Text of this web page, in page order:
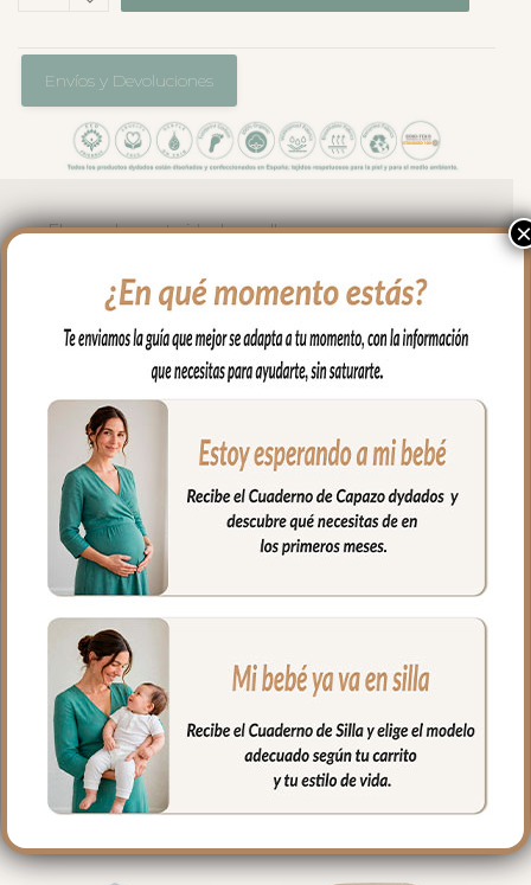
Envíos y Devoluciones
El complemento ideal para llevar a
capazo o en la cuna.
Por un lado, en tejido piqué liso; un piqué
de algodón y por el otro puedes elegir en
piqué de algodón o en pelo corto liso.
Puedes lavar a mano o en lavadora,
siempre agua fría, jabones no abrasivos y
secado al natural.
Medidas 98 X 70cm
PRODUCTOS
RELACIONADOS
×